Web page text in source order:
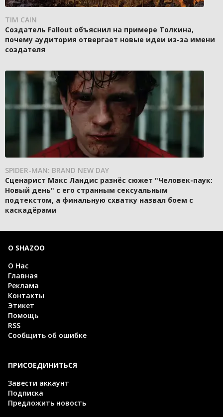
TIM CAIN
Создатель Fallout объяснил на примере Толкина,
почему аудитория отвергает новые идеи из-за имени
создателя
SPIDER-MAN: BRAND NEW DAY
Сценарист Макс Ландис разнёс сюжет "Человек-паук:
Новый день" с его странным сексуальным
подтекстом, а финальную схватку назвал боем с
каскадёрами
О SHAZOO
О Нас
Главная
Реклама
Контакты
Этикет
Помощь
RSS
Сообщить об ошибке
ПРИСОЕДИНИТЬСЯ
Завести аккаунт
Подписка
Предложить новость